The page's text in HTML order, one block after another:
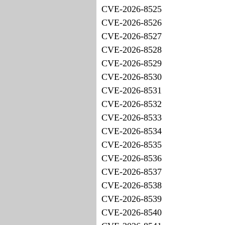
CVE-2026-8525
CVE-2026-8526
CVE-2026-8527
CVE-2026-8528
CVE-2026-8529
CVE-2026-8530
CVE-2026-8531
CVE-2026-8532
CVE-2026-8533
CVE-2026-8534
CVE-2026-8535
CVE-2026-8536
CVE-2026-8537
CVE-2026-8538
CVE-2026-8539
CVE-2026-8540